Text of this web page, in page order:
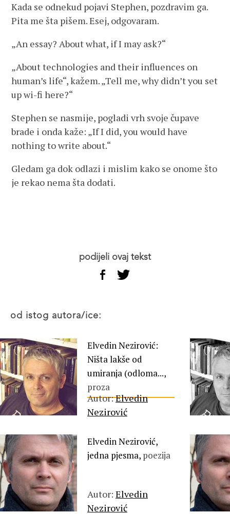
Kada se odnekud pojavi Stephen, pozdravim ga.
Pita me šta pišem. Esej, odgovaram.
„An essay? About what, if I may ask?“
„About technologies and their influences on
human’s life“, kažem. „Tell me, why didn’t you set
up wi-fi here?“
Stephen se nasmije, pogladi vrh svoje čupave
brade i onda kaže: „If I did, you would have
nothing to write about.“
Gledam ga dok odlazi i mislim kako se onome što
je rekao nema šta dodati.
podijeli ovaj tekst
od istog autora/ice:
Elvedin Nezirović:
Ništa lakše od
umiranja (odloma...,
proza
Autor:Elvedin
Nezirović
Elvedin Nezirović,
jedna pjesma, poezija
Autor: Elvedin
Nezirović